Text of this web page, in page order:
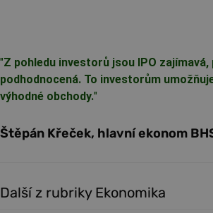
"Z pohledu investorů jsou IPO
podhodnocená. To investorům
výhodné obchody."
Štěpán Křeček, hlavní ekonom
Další z rubriky Ekonomika